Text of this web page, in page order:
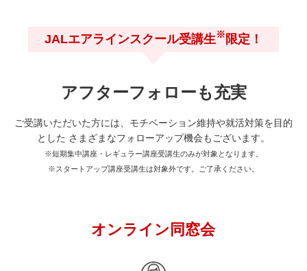
JALエアラインスクール受講生 ※ 限定！
アフターフォローも充実
ご受講いただいた方には、モチベーション維持や就活対策を目的
とした さまざまなフォローアップ機会もございます。
※短期集中講座・レギュラー講座受講生のみが対象となります。
※スタートアップ講座受講生は対象外です。ご了承ください。
オンライン同窓会